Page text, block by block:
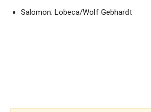
Salomon: Lobeca/Wolf Gebhardt